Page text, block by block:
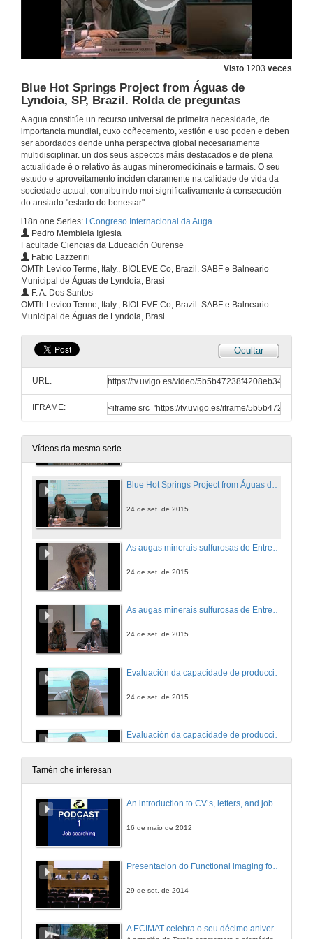
Visto 1203 veces
Blue Hot Springs Project from Águas de
Lyndoia, SP, Brazil. Rolda de preguntas
A agua constitúe un recurso universal de primeira necesidade, de
importancia mundial, cuxo coñecemento, xestión e uso poden e deben
ser abordados dende unha perspectiva global necesariamente
multidisciplinar. un dos seus aspectos máis destacados e de plena
actualidade é o relativo ás augas mineromedicinais e tarmais. O seu
estudo e aproveitamento inciden claramente na calidade de vida da
sociedade actual, contribuíndo moi significativamente á consecución
do ansiado "estado do benestar".
i18n.one.Series:
I Congreso Internacional da Auga
Pedro Membiela Iglesia
Facultade Ciencias da Educación Ourense
Fabio Lazzerini
OMTh Levico Terme, Italy., BIOLEVE Co, Brazil. SABF e Balneario
Municipal de Águas de Lyndoia, Brasi
F. A. Dos Santos
OMTh Levico Terme, Italy., BIOLEVE Co, Brazil. SABF e Balneario
Municipal de Águas de Lyndoia, Brasi
Ocultar
URL:
IFRAME:
Vídeos da mesma serie
24 de set. de 2015
24 de set. de 2015
Caracterización hidroxeoquímica e terapéutica das augas mineromedicinais e minerais naturais de Galicia
24 de set. de 2015
24 de set. de 2015
Contaminación das augas termais por Escherichia Coli e a aplicación de ozono no seu tratamento. Rolda de preguntas
24 de set. de 2015
Blue Hot Springs Project from Águas de Lyndoia, SP, Brazil
Blue Hot Springs Project from Águas de Lyndoia, SP, Brazil. Rolda de preguntas
24 de set. de 2015
24 de set. de 2015
As augas minerais sulfurosas de Entre-os-Rios(Noroeste de Portugal): Unha apreciación hidroxeoquímica. Rolda de preguntas
24 de set. de 2015
24 de set. de 2015
Evaluación da capacidade de producción xeotermicoeléctrica. Rolda de preguntas
24 de set. de 2015
Intervención de D. Alejandro Rubín
Tamén che interesan
An introduction to CV’s, letters, and job searching
16 de maio de 2012
29 de set. de 2014
A ECIMAT celebra o seu décimo aniversario